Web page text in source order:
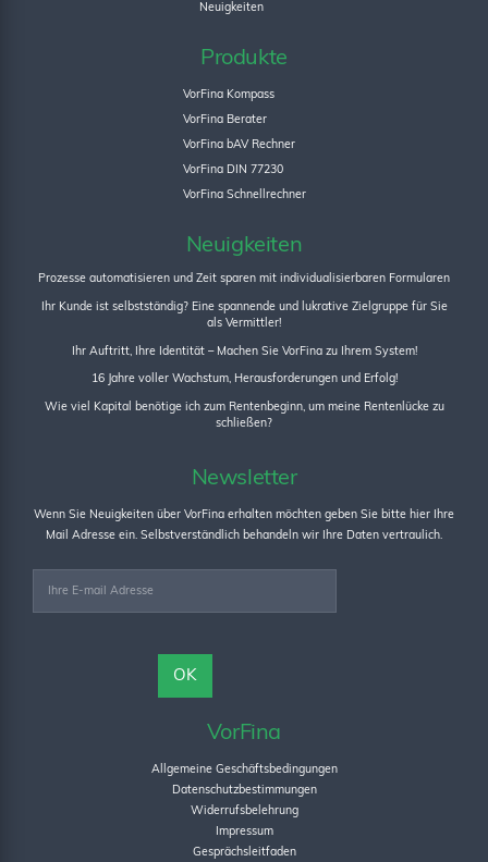
Neuigkeiten
Produkte
VorFina Kompass
VorFina Berater
VorFina bAV Rechner
VorFina DIN 77230
VorFina Schnellrechner
Neuigkeiten
Prozesse automatisieren und Zeit sparen mit individualisierbaren Formularen
Ihr Kunde ist selbstständig? Eine spannende und lukrative Zielgruppe für Sie
als Vermittler!
Ihr Auftritt, Ihre Identität – Machen Sie VorFina zu Ihrem System!
16 Jahre voller Wachstum, Herausforderungen und Erfolg!
Wie viel Kapital benötige ich zum Rentenbeginn, um meine Rentenlücke zu
schließen?
Newsletter
Wenn Sie Neuigkeiten über VorFina erhalten möchten geben Sie bitte hier Ihre
Mail Adresse ein. Selbstverständlich behandeln wir Ihre Daten vertraulich.
VorFina
Allgemeine Geschäftsbedingungen
Datenschutzbestimmungen
Widerrufsbelehrung
Impressum
Gesprächsleitfaden